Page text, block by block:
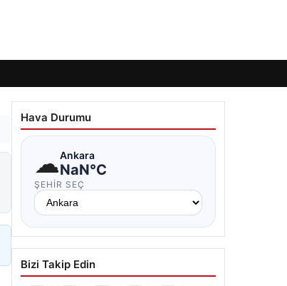
Hava Durumu
☁Ankara
NaN°C
ŞEHIR SEÇ
Bizi Takip Edin